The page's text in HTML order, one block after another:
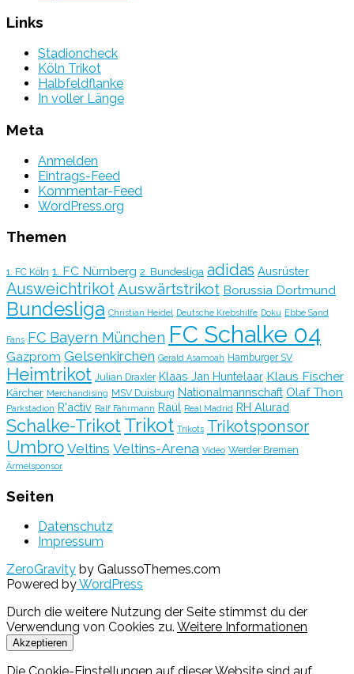
Links
Stadioncheck
Köln Trikot
Halbfeldflanke
In voller Länge
Meta
Anmelden
Eintrags-Feed
Kommentar-Feed
WordPress.org
Themen
1. FC Köln 1. FC Nürnberg 2. Bundesliga adidas Ausrüster
AusweichtrikotAuswärtstrikot Borussia Dortmund
Bundesliga Christian Heidel Deutsche Krebshilfe Doku Ebbe Sand
Fans FC Bayern München FC Schalke 04
Gazprom Gelsenkirchen Gerald Asamoah Hamburger SV
Heimtrikot Julian Draxler Klaas Jan Huntelaar Klaus Fischer
Kärcher Merchandising MSV Duisburg Nationalmannschaft Olaf Thon
Parkstadion R'activ Ralf Fährmann Raúl Real Madrid RH Alurad
Schalke-TrikotTrikot Trikots Trikotsponsor
Umbro Veltins Veltins-Arena Video Werder Bremen
Ärmelsponsor
Seiten
Datenschutz
Impressum
ZeroGravity by GalussoThemes.com
Powered byWordPress
Durch die weitere Nutzung der Seite stimmst du der
Verwendung von Cookies zu. Weitere Informationen
Akzeptieren